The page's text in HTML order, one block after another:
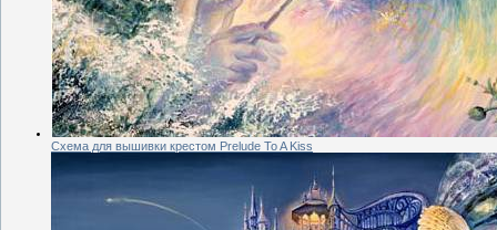
Схема для вышивки крестом Prelude To A Kiss